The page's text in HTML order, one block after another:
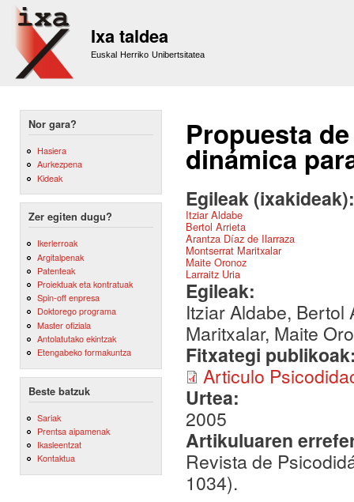
Ixa taldea
Euskal Herriko Unibertsitatea
Nor gara?
Hasiera
Aurkezpena
Kideak
Zer egiten dugu?
Ikerlerroak
Argitalpenak
Patenteak
Proiektuak eta kontratuak
Spin-off enpresa
Doktorego programa
Master ofiziala
Antolatutako ekintzak
Etengabeko formakuntza
Beste batzuk
Sariak
Prentsa aipamenak
Ikasleentzat
Kontaktua
Propuesta
dinámica
Egileak
Itziar Aldabe
Bertol Arrieta
Arantza Díaz de Ilarraza
Montserrat Maritxalar
Maite Oronoz
Larraitz Uria
Egileak:
Itziar Aldabe,
Maritxalar, Maite
Fitxategi
Articulo
Urtea:
2005
Artikuluaren
Revista de
1034).